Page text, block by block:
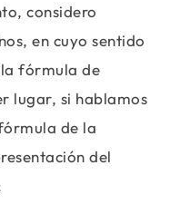
considero
en cuyo sentido
fórmula de
lugar, si hablamos
de la
del